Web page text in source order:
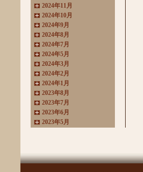
2024年11月
2024年10月
2024年9月
2024年8月
2024年7月
2024年5月
2024年3月
2024年2月
2024年1月
2023年8月
2023年7月
2023年6月
2023年5月
2022年10月